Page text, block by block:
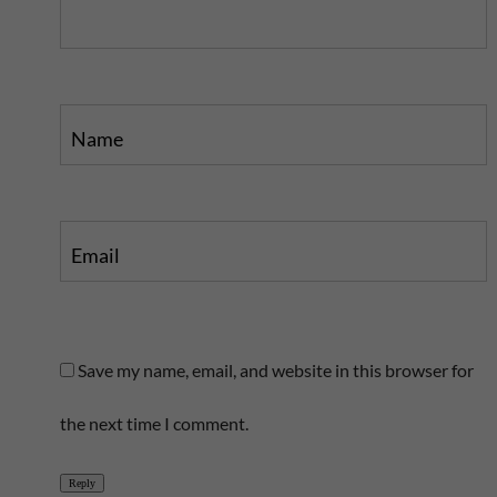
Name
Email
Save my name, email, and website in this browser for
the next time I comment.
Reply